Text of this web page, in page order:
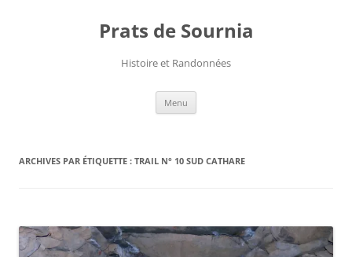
Prats de Sournia
Histoire et Randonnées
Menu
ARCHIVES PAR ÉTIQUETTE : TRAIL N° 10 SUD CATHARE